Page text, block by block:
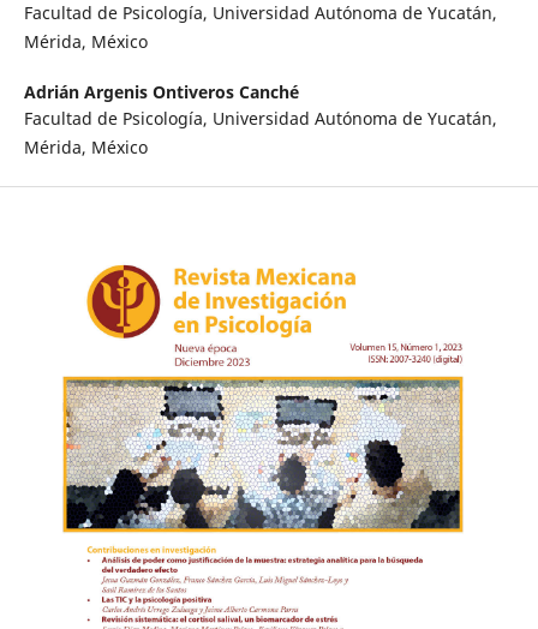
Facultad de Psicología, Universidad Autónoma de Yucatán,
Mérida, México
Adrián Argenis Ontiveros Canché
Facultad de Psicología, Universidad Autónoma de Yucatán,
Mérida, México